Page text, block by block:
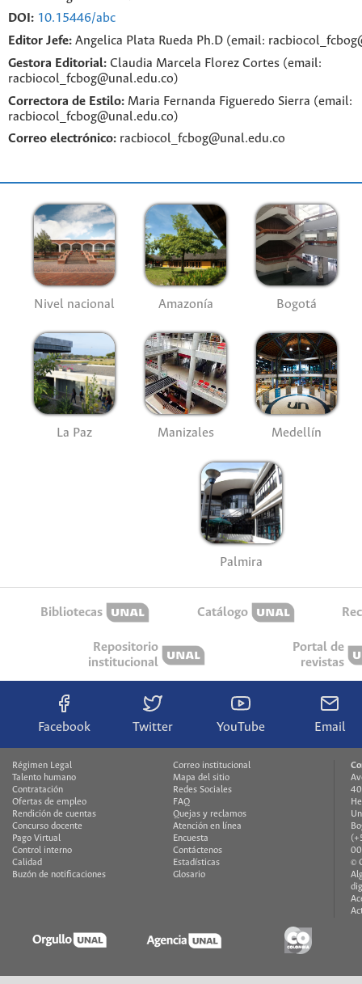
DOI: 10.15446/abc
Editor Jefe: Angelica Plata Rueda Ph.D (email:
Gestora Editorial: Claudia Marcela Florez Cortes (email:
racbiocol_fcbog@unal.edu.co)
Correctora de Estilo: Maria Fernanda Figueredo Sierra (email:
racbiocol_fcbog@unal.edu.co)
Correo electrónico: racbiocol_fcbog@unal.edu.co
Nivel nacional Amazonía Bogotá
La Paz Manizales Medellín
Palmira
Bibliotecas Catálogo
Repositorio
institucional
Portal de
revistas
Facebook Twitter YouTube Email
Régimen Legal
Talento humano
Contratación
Ofertas de empleo
Rendición de cuentas
Concurso docente
Pago Virtual
Control interno
Calidad
Buzón de notificaciones
Correo institucional
Mapa del sitio
Redes Sociales
FAQ
Quejas y reclamos
Atención en línea
Encuesta
Contáctenos
Estadísticas
Glosario
©